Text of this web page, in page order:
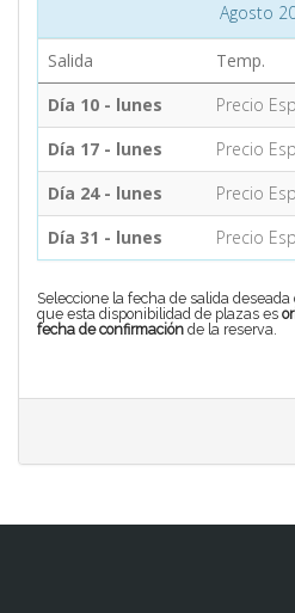
MÁS
Agosto
Salida Temp.
Día 10 - lunes
Precio
Día 17 - lunes
Precio
Día 24 - lunes
Precio
Día 31 - lunes
Precio
Seleccione la fecha de salida
que esta disponibilidad de plazas es
fecha de confirmación de la reserva.